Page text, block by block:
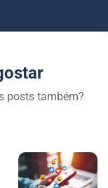
posts também?